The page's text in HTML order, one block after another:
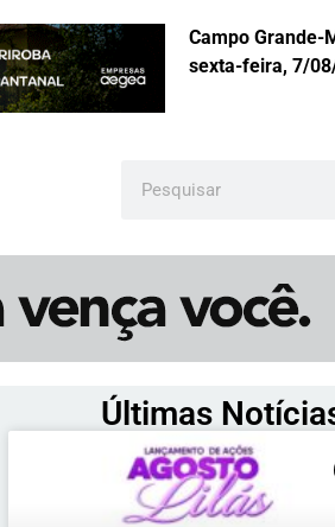
Campo Grande-
sexta-feira, 7/
Últimas